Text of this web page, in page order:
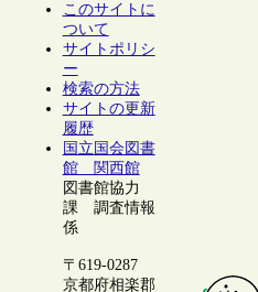
このサイトに
ついて
サイトポリシ
ー
検索の方法
サイトの更新
履歴
国立国会図書
館 関西館
図書館協力
課 調査情報
係
〒619-0287
京都府相楽郡